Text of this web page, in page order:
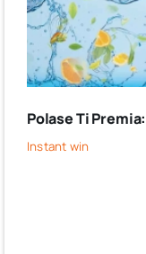
Polase Ti
Instant win